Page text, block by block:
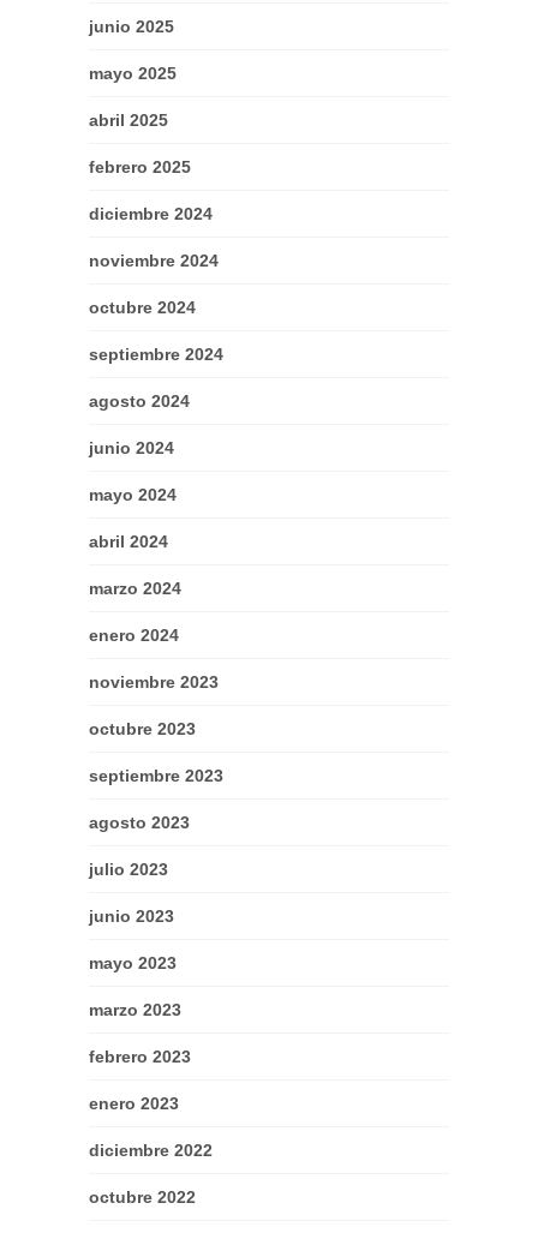
junio 2025
mayo 2025
abril 2025
febrero 2025
diciembre 2024
noviembre 2024
octubre 2024
septiembre 2024
agosto 2024
junio 2024
mayo 2024
abril 2024
marzo 2024
enero 2024
noviembre 2023
octubre 2023
septiembre 2023
agosto 2023
julio 2023
junio 2023
mayo 2023
marzo 2023
febrero 2023
enero 2023
diciembre 2022
octubre 2022